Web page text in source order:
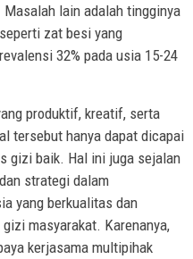
lain adalah tingginya
zat besi yang
32% pada usia 15-24
produktif, kreatif, serta
tersebut hanya dapat dicapai
gizi baik. Hal ini juga sejalan
strategi dalam
yang berkualitas dan
masyarakat. Karenanya,
kerjasama multipihak